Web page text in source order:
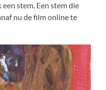
stem. Een stem die
nu de film online te